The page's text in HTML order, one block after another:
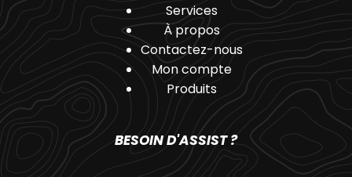
Services
À propos
Contactez-nous
Mon compte
Produits
BESOIN D'ASSIST ?